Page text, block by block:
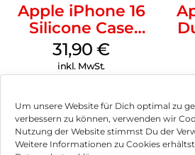
Um unsere Website für Dich optimal zu
verbessern zu können, verwenden wir
Nutzung der Website stimmst Du der
Weitere Informationen zu Cookies
Apple iPhone 16
Silicone Case
MagSafe Fuchsia
31,90€
inkl. MwSt.
Impressum